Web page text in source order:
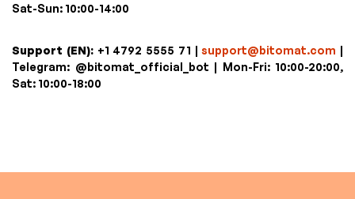
Sat-Sun: 10:00-14:00
Support (EN):+1 4792 5555 71 |support@bitomat.com |
Telegram: @bitomat_official_bot | Mon-Fri: 10:00-20:00,
Sat: 10:00-18:00